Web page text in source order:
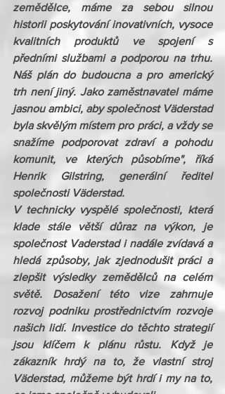
zemědělce, máme za sebou silnou
historii poskytování inovativních, vysoce
kvalitních produktů ve spojení s
předními službami a podporou na trhu.
Náš plán do budoucna a pro americký
trh není jiný. Jako zaměstnavatel máme
jasnou ambici, aby společnost Väderstad
byla skvělým místem pro práci, a vždy se
snažíme podporovat zdraví a pohodu
komunit, ve kterých působíme", říká
Henrik Gilstring, generální ředitel
společnosti Väderstad.
V technicky vyspělé společnosti, která
klade stále větší důraz na výkon, je
společnost Vaderstad i nadále zvídavá a
hledá způsoby, jak zjednodušit práci a
zlepšit výsledky zemědělců na celém
světě. Dosažení této vize zahrnuje
rozvoj podniku prostřednictvím rozvoje
našich lidí. Investice do těchto strategií
jsou klíčem k plánu růstu. Když je
zákazník hrdý na to, že vlastní stroj
Väderstad, můžeme být hrdí i my na to,